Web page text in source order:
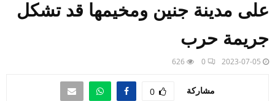
على مدينة جنين ومخيمها قد تشكل
جريمة حرب
2023-07-05
0
626
مشاركة 0